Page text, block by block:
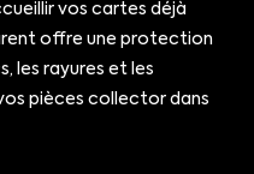
vos cartes déjà
offre une protection
les rayures et les
pièces collector dans